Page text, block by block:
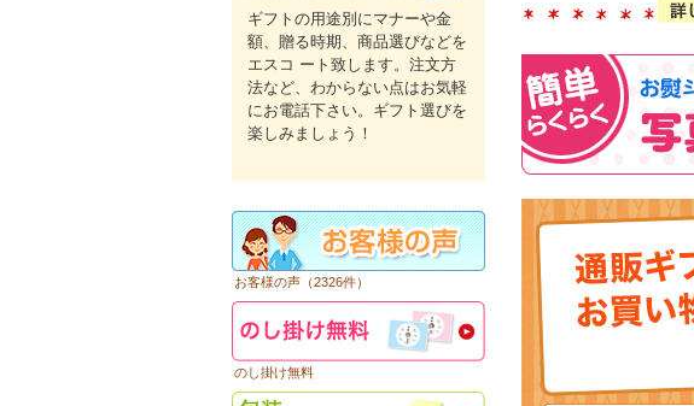
ギフトの用途別にマナーや金
額、贈る時期、商品選びなどを
エスコ ート致します。注文方
法など、わからない点はお気軽
にお電話下さい。ギフト選びを
楽しみましょう！
お客様の声（2326件）
のし掛け無料